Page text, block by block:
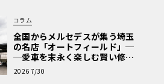
コラム
全国からメルセデスが集う埼玉
の名店「オートフィールド」─
─愛車を末永く楽しむ賢い修理
術と、プロがフックス製オイル
を選ぶ理由〈PR〉
2026 7/30